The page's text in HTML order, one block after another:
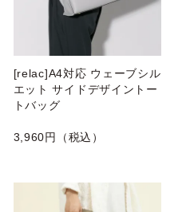
[relac]A4対応 ウェーブシル
エット サイドデザイントー
トバッグ
3,960円（税込）